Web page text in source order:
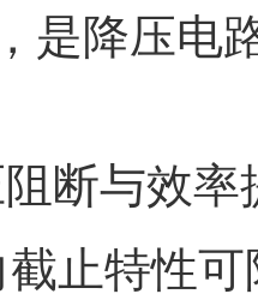
是降压电
断与效率
止特性